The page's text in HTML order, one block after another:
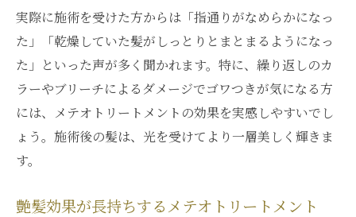
実際に施術を受けた方からは「指通りがなめらかになっ
た」「乾燥していた髪がしっとりとまとまるようになっ
た」といった声が多く聞かれます。特に、繰り返しのカ
ラーやブリーチによるダメージでゴワつきが気になる方
には、メテオトリートメントの効果を実感しやすいでし
ょう。施術後の髪は、光を受けてより一層美しく輝きま
す。
艶髪効果が長持ちするメテオトリートメント